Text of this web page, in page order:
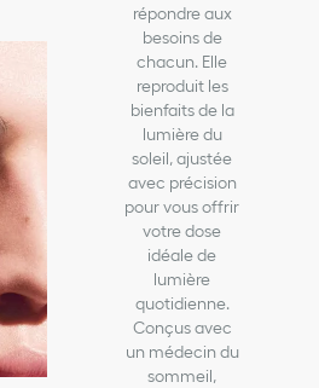
répondre aux
besoins de
chacun. Elle
reproduit les
bienfaits de la
lumière du
soleil, ajustée
avec précision
pour vous offrir
votre dose
idéale de
lumière
quotidienne.
Conçus avec
un médecin du
sommeil,